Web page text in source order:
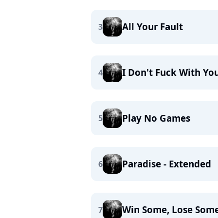
3 All Your Fault
4 I Don't Fuck With
5 Play No Games
6 Paradise - Extended
7 Win Some, Lose